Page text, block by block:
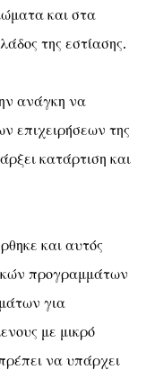
και στα
της εστίασης.
ανάγκη να
επιχειρήσεων της
κατάρτιση και
και αυτός
προγραμμάτων
για
με μικρό
να υπάρχει